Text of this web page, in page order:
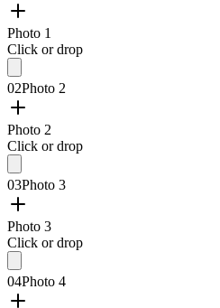
Photo 1
Click or drop
02Photo 2
Photo 2
Click or drop
03Photo 3
Photo 3
Click or drop
04Photo 4